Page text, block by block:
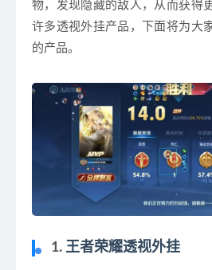
物，发现隐藏的敌人，从而获得
许多透视外挂产品，下面将为大
的产品。
1. 王者荣耀透视外挂